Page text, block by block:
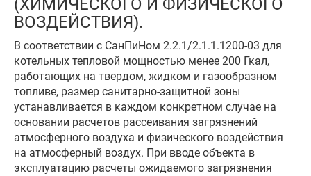
(ХИМИЧЕСКОГО И ФИЗИЧЕСКОГО
ВОЗДЕЙСТВИЯ).
В соответствии с СанПиНом 2.2.1/2.1.1.1200-03 для
котельных тепловой мощностью менее 200 Гкал,
работающих на твердом, жидком и газообразном
топливе, размер санитарно-защитной зоны
устанавливается в каждом конкретном случае на
основании расчетов рассеивания загрязнений
атмосферного воздуха и физического воздействия
на атмосферный воздух. При вводе объекта в
эксплуатацию расчеты ожидаемого загрязнения